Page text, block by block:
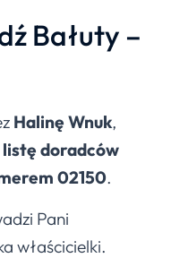
Bałuty –
Halinę Wnuk,
doradców
02150.
Pani
właścicielki.